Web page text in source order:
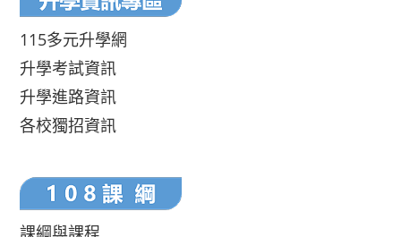
115多元升學網
升學考試資訊
升學進路資訊
各校獨招資訊
課綱與課程